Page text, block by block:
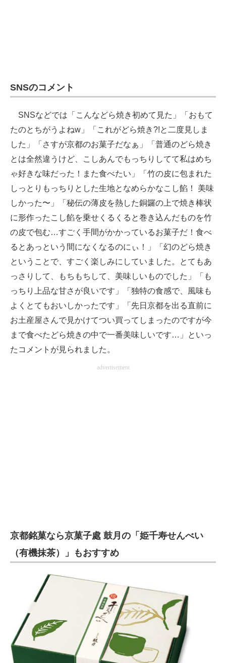
SNSのコメント
SNSなどでは「こんなどら焼き初めて見た」「おもて
たのとちがうよねw」「これがどら焼き?!と二度見しま
した」「さすが京都のお菓子だなぁ」「普通のどら焼き
とは全然違うけど、こしあんでもっちりしてて私はめち
ゃ好きな味だった！また食べたい」「竹の皮に包まれた
しっとりもっちりとした生地となめらかなこし餡！ 美味
しかった〜」「秘伝の薄皮を熱した銅鑼の上で焼き棒状
に形作ったこし餡を乗せくるくると巻き込んだものを竹
の皮で包む…すごく手間がかかっているお菓子だ！食べ
るとあっという間になくなるのにぃ！」「幻のどら焼き
ということで、すごく楽しみにしていました。とてもあ
っさりして、もちもちして、美味しいものでした」「も
っちり上品な甘さが良いです」「独特の食感で、風味も
よくとてもおいしかったです」「先日京都を出る直前に
お土産屋さんで見かけてつい買ってしまったのですが今
まで食べたどら焼きの中で一番美味しいです…」といっ
たコメントが見られました。
advertisement
京都銘菓なら京菓子處 鼓月の「姫千寿せんべい
（有機抹茶）」もおすすめ